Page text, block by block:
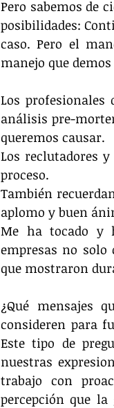
Pero sabemos de
posibilidades:
caso. Pero el
manejo que
Los
análisis pre-
queremos causar.
Los reclutadores
proceso.
También
aplomo y buen
Me ha tocado y
empresas no
que mostraron
¿Qué mensajes
consideren para
Este tipo de
nuestras
trabajo con
percepción que